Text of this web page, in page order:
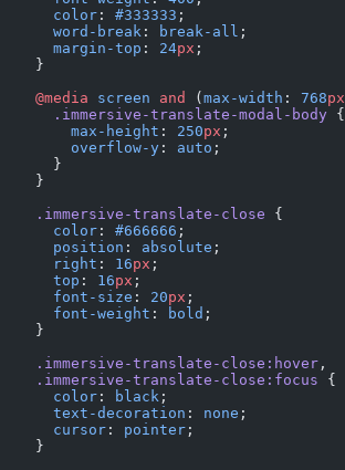
      color
: #333333 ;
      word-break
: break-all ;
      margin-top
: 24px ;
    }
    @media
screen and ( max-width : 768px
      .immersive-translate-modal-body
{
        max-height
: 250px ;
        overflow-y
: auto ;
      }
    }
    .immersive-translate-close
{
      color
: #666666 ;
      position
: absolute ;
      right
: 16px ;
      top
: 16px ;
      font-size
: 20px ;
      font-weight
: bold ;
    }
    .immersive-translate-close:hover
,
    .immersive-translate-close:focus
{
      color
: black ;
      text-decoration
: none ;
      cursor
: pointer ;
    }